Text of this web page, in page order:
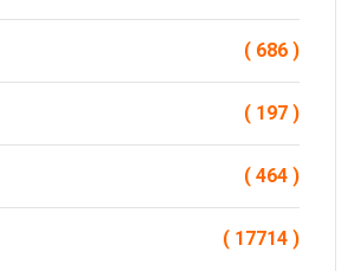
( 686 )
( 197 )
( 464 )
( 17714 )